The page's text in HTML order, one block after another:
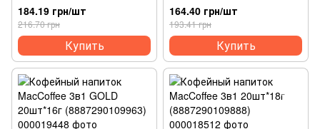
184.19 грн/шт
216.70 грн
Купить
164.40 грн/шт
193.41 грн
Купить